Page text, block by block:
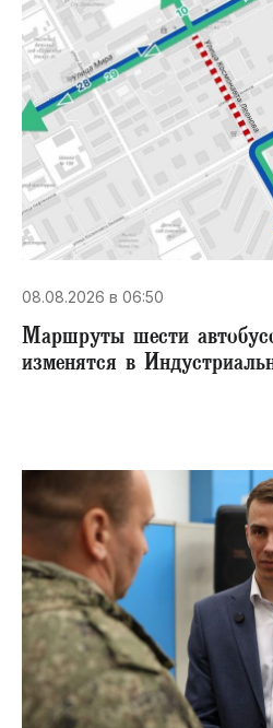
08.08.2026 в 06:50
Маршруты шести
изменятся в